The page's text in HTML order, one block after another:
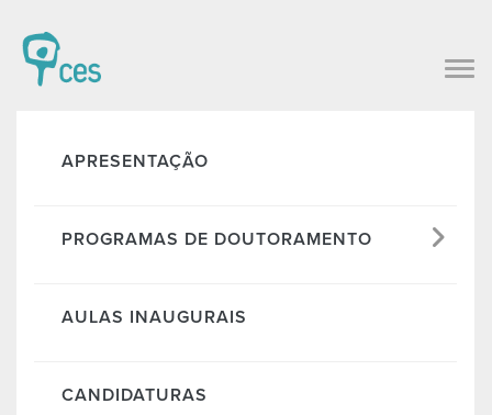
APRESENTAÇÃO
PROGRAMAS DE DOUTORAMENTO
AULAS INAUGURAIS
CANDIDATURAS